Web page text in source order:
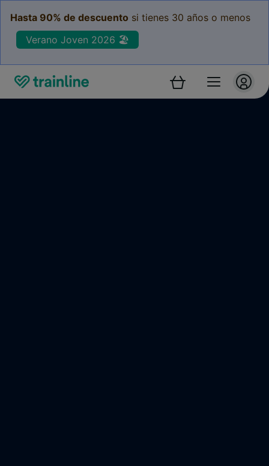
Hasta 90% de descuento si tienes 30 años o menos
Verano Joven 2026 🏖️